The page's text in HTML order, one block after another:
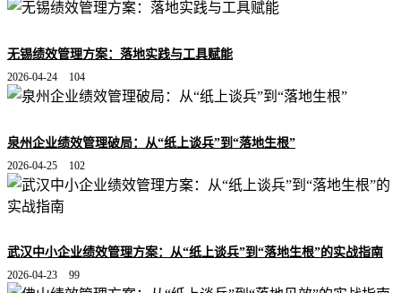
无锡绩效管理方案：落地实践与工具赋能
2026-04-24 104
泉州企业绩效管理破局：从“纸上谈兵”到“落地生根”
2026-04-25 102
武汉中小企业绩效管理方案：从“纸上谈兵”到“落地生根”的实战指南
2026-04-23 99